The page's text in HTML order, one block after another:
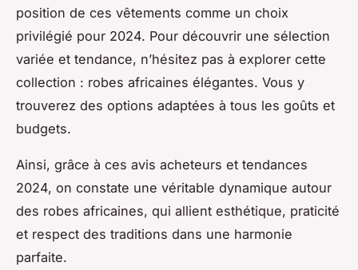
position de ces vêtements comme un choix
privilégié pour 2024. Pour découvrir une sélection
variée et tendance, n’hésitez pas à explorer cette
collection : robes africaines élégantes. Vous y
trouverez des options adaptées à tous les goûts et
budgets.
Ainsi, grâce à ces avis acheteurs et tendances
2024, on constate une véritable dynamique autour
des robes africaines, qui allient esthétique, praticité
et respect des traditions dans une harmonie
parfaite.